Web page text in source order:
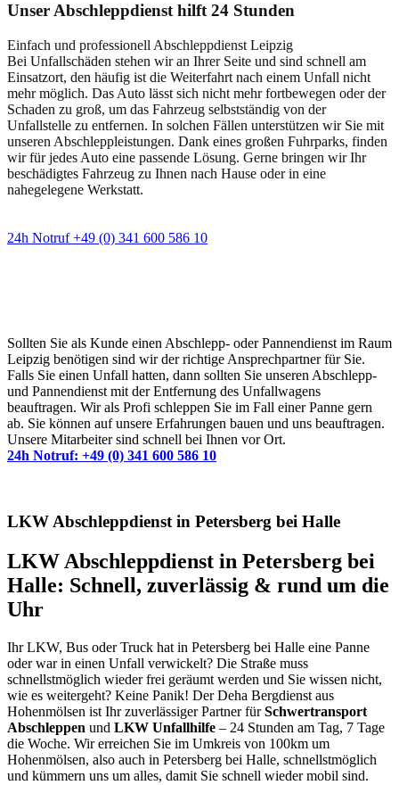
Unser Abschleppdienst hilft 24 Stunden
Einfach und professionell Abschleppdienst Leipzig
Bei Unfallschäden stehen wir an Ihrer Seite und sind schnell am
Einsatzort, den häufig ist die Weiterfahrt nach einem Unfall nicht
mehr möglich. Das Auto lässt sich nicht mehr fortbewegen oder der
Schaden zu groß, um das Fahrzeug selbstständig von der
Unfallstelle zu entfernen. In solchen Fällen unterstützen wir Sie mit
unseren Abschleppleistungen. Dank eines großen Fuhrparks, finden
wir für jedes Auto eine passende Lösung. Gerne bringen wir Ihr
beschädigtes Fahrzeug zu Ihnen nach Hause oder in eine
nahegelegene Werkstatt.
24h Notruf +49 (0) 341 600 586 10
Sollten Sie als Kunde einen Abschlepp- oder Pannendienst im Raum
Leipzig benötigen sind wir der richtige Ansprechpartner für Sie.
Falls Sie einen Unfall hatten, dann sollten Sie unseren Abschlepp-
und Pannendienst mit der Entfernung des Unfallwagens
beauftragen. Wir als Profi schleppen Sie im Fall einer Panne gern
ab. Sie können auf unsere Erfahrungen bauen und uns beauftragen.
Unsere Mitarbeiter sind schnell bei Ihnen vor Ort.
24h Notruf: +49 (0) 341 600 586 10
LKW Abschleppdienst in Petersberg bei Halle
LKW Abschleppdienst in Petersberg bei
Halle: Schnell, zuverlässig & rund um die
Uhr
Ihr LKW, Bus oder Truck hat in Petersberg bei Halle eine Panne
oder war in einen Unfall verwickelt? Die Straße muss
schnellstmöglich wieder frei geräumt werden und Sie wissen nicht,
wie es weitergeht? Keine Panik! Der Deha Bergdienst aus
Hohenmölsen ist Ihr zuverlässiger Partner fürSchwertransport
Abschleppen und LKW Unfallhilfe – 24 Stunden am Tag, 7 Tage
die Woche. Wir erreichen Sie im Umkreis von 100km um
Hohenmölsen, also auch in Petersberg bei Halle, schnellstmöglich
und kümmern uns um alles, damit Sie schnell wieder mobil sind.